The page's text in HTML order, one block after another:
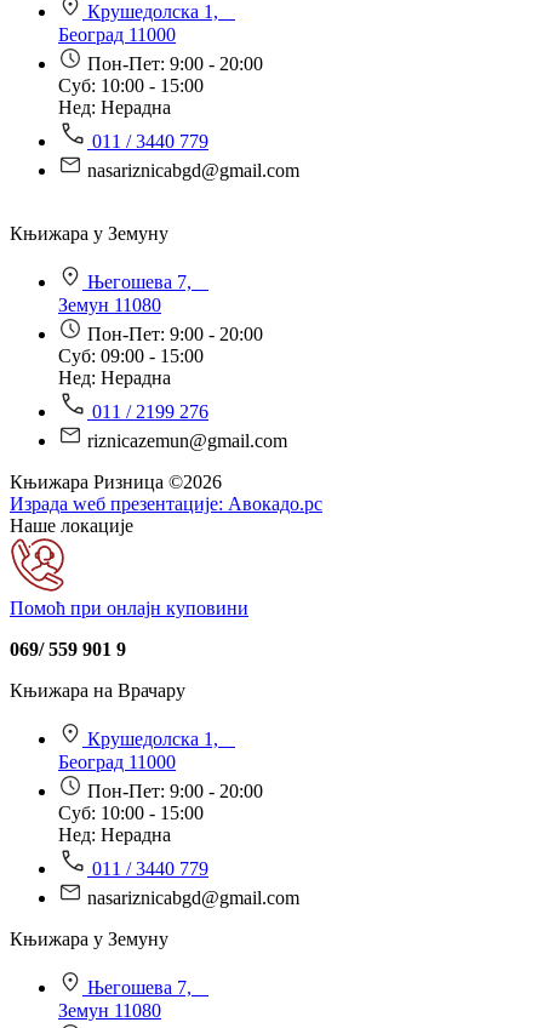
Крушедолска 1,
Београд 11000
Пон-Пет: 9:00 - 20:00
Суб: 10:00 - 15:00
Нед: Нерадна
011 / 3440 779
nasariznicabgd@gmail.com
Књижара у Земуну
Његошева 7,
Земун 11080
Пон-Пет: 9:00 - 20:00
Суб: 09:00 - 15:00
Нед: Нерадна
011 / 2199 276
riznicazemun@gmail.com
Књижара Ризница ©️2026
Израда wеб презентације: Авокадо.рс
Наше локације
Помоћ при онлајн куповини
069/ 559 901 9
Књижара на Врачару
Крушедолска 1,
Београд 11000
Пон-Пет: 9:00 - 20:00
Суб: 10:00 - 15:00
Нед: Нерадна
011 / 3440 779
nasariznicabgd@gmail.com
Књижара у Земуну
Његошева 7,
Земун 11080